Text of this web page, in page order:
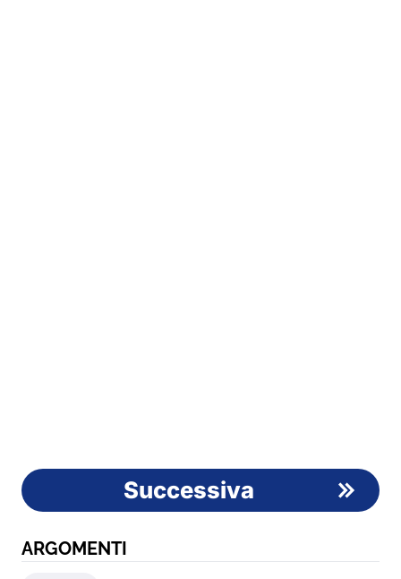
Successiva
ARGOMENTI